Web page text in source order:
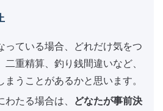
っている場合、どれだけ気をつ
重精算、釣り銭間違いなど、
うことがあるかと思います。
たる場合は、 どなたが事前決